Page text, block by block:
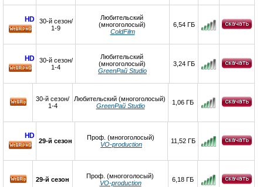
HD
30-й сезон/
1-9
Любительский
(многоголосый)
ColdFilm
6,54 ГБ
HD
30-й сезон/
1-4
Любительский
(многоголосый)
GreenРай Studio
3,24 ГБ
30-й сезон/
1-4
Любительский (многоголосый)
GreenРай Studio
1,06 ГБ
HD
29-й сезон
Проф. (многоголосый)
VO-production
11,52 ГБ
29-й сезон
Проф. (многоголосый)
VO-production
6,18 ГБ